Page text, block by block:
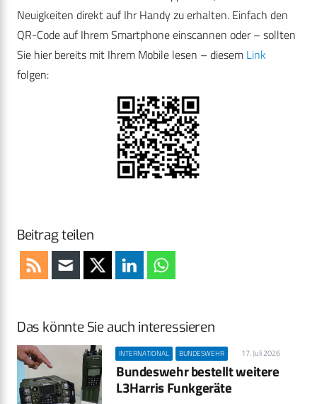
Neuigkeiten direkt auf Ihr Handy zu erhalten. Einfach den
QR-Code auf Ihrem Smartphone einscannen oder – sollten
Sie hier bereits mit Ihrem Mobile lesen – diesem Link
folgen:
Beitrag teilen
Das könnte Sie auch interessieren
INTERNATIONAL BUNDESWEHR 17. Juli 2026
Bundeswehr bestellt weitere
L3Harris Funkgeräte